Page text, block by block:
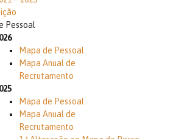
Pessoal
Mapa de Pessoal
Mapa Anual de
Recrutamento
Mapa de Pessoal
Mapa Anual de
Recrutamento